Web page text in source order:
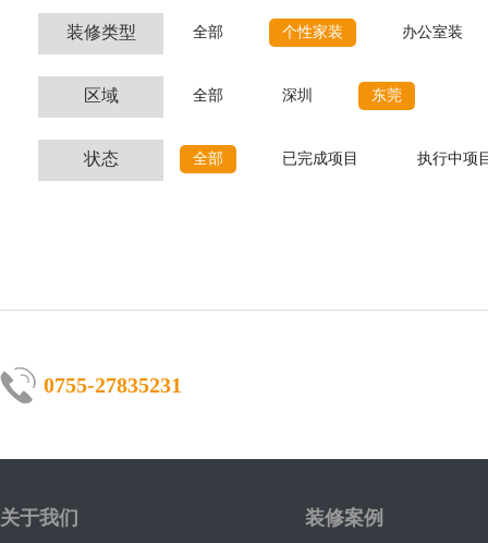
装修类型 全部 个性家装 办公室装
区域 全部 深圳 东莞
状态 全部 已完成项目 执行中项
0755-27835231
关于我们 装修案例